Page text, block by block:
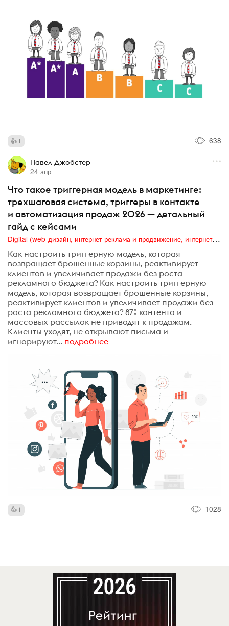
1 638
Павел Джобстер
24 апр
Что такое триггерная модель в маркетинге:
трехшаговая система, триггеры в контакте
и автоматизация продаж 2026 — детальный
гайд с кейсами
Digital (web-дизайн, интернет-реклама и продвижение, интернет-сообщества и блоги, интернет-коммуникации, мобильный маркетинг, реклама на цифровых экранах)
Как настроить триггерную модель, которая
возвращает брошенные корзины, реактивирует
клиентов и увеличивает продажи без роста
рекламного бюджета? Как настроить триггерную
модель, которая возвращает брошенные корзины,
реактивирует клиентов и увеличивает продажи без
роста рекламного бюджета? 87% контента и
массовых рассылок не приводят к продажам.
Клиенты уходят, не открывают письма и
игнорируют... подробнее
1 1028